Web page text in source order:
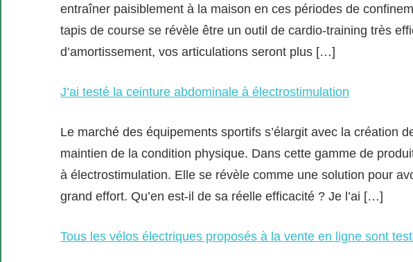
entraîner paisiblement à la maison en ces périodes de
tapis de course se révèle être un outil de cardio-training très
d’amortissement, vos articulations seront plus […]
J’ai testé la ceinture abdominale à électrostimulation
Le marché des équipements sportifs s’élargit avec la création
maintien de la condition physique. Dans cette gamme de
à électrostimulation. Elle se révèle comme une solution pour
grand effort. Qu’en est-il de sa réelle efficacité ? Je l’ai […]
Tous les vélos électriques proposés à la vente en ligne sont